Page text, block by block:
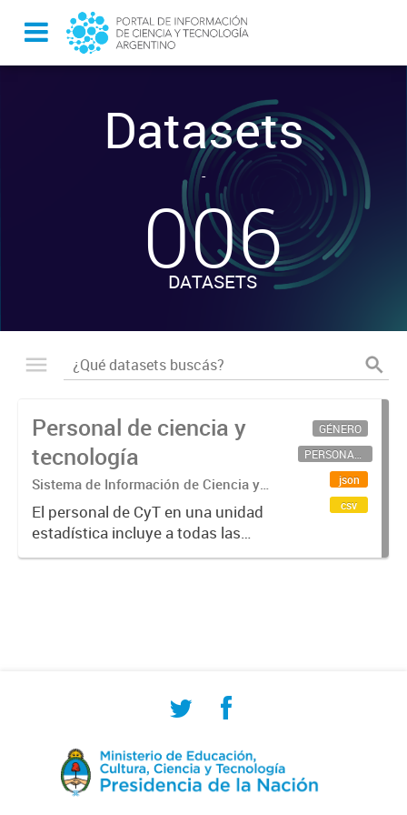
Datasets
-
006
DATASETS
Personal de ciencia y
tecnología
Sistema de Información de Ciencia y
Tecnología Argentino (SICYTAR)
El personal de CyT en una unidad
estadística incluye a todas las
personas involucradas
GÉNERO
PERSONAL CIENTÍFICO-TECNOLÓGICO
json
csv